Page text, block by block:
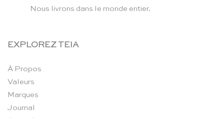
Nous livrons dans le monde entier.
EXPLOREZ TEIA
À Propos
Valeurs
Marques
Journal